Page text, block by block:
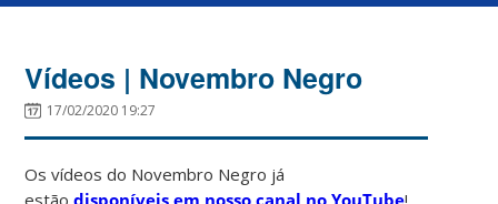
Vídeos | Novembro Negro
17/02/2020 19:27
Os vídeos do Novembro Negro já
estãodisponíveis em nosso canal no YouTube!